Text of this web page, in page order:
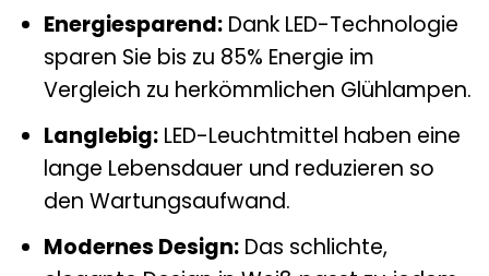
Energiesparend:Dank LED-Technologie
sparen Sie bis zu 85% Energie im
Vergleich zu herkömmlichen Glühlampen.
Langlebig:LED-Leuchtmittel haben eine
lange Lebensdauer und reduzieren so
den Wartungsaufwand.
Modernes Design:Das schlichte,